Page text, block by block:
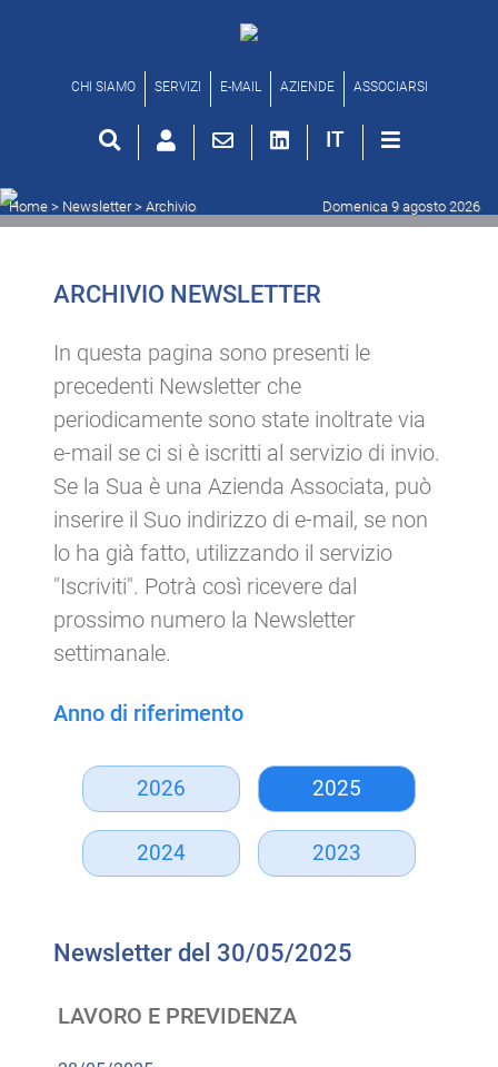
Archivio newsletter
CHI SIAMO SERVIZI E-MAIL AZIENDE ASSOCIARSI
IT
Domenica 9 agosto 2026
Home > Newsletter > Archivio
ARCHIVIO NEWSLETTER
In questa pagina sono presenti le
precedenti Newsletter che
periodicamente sono state inoltrate via
e-mail se ci si è iscritti al servizio di invio.
Se la Sua è una Azienda Associata, può
inserire il Suo indirizzo di e-mail, se non
lo ha già fatto, utilizzando il servizio
"Iscriviti". Potrà così ricevere dal
prossimo numero la Newsletter
settimanale.
Anno di riferimento
2026 2025
2024 2023
Newsletter del 30/05/2025
LAVORO E PREVIDENZA